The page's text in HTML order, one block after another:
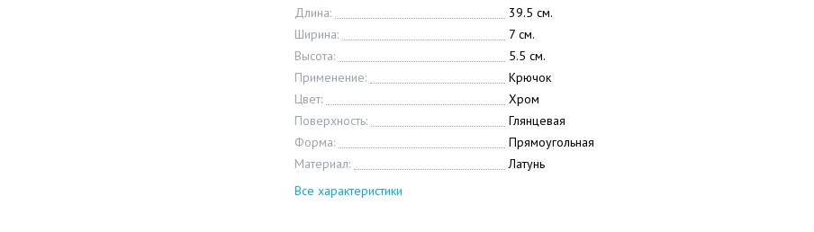
Длина:
39.5 см.
Ширина:
7 см.
Высота:
5.5 см.
Применение:
Крючок
Цвет:
Хром
Поверхность:
Глянцевая
Форма:
Прямоугольная
Материал:
Латунь
Все характеристики